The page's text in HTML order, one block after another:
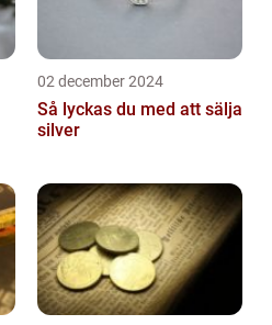
02 december 2024
Så lyckas du med att sälja
silver